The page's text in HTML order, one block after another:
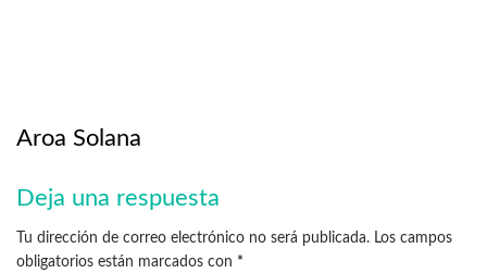
Aroa Solana
Deja una respuesta
Tu dirección de correo electrónico no será publicada. Los campos
obligatorios están marcados con *